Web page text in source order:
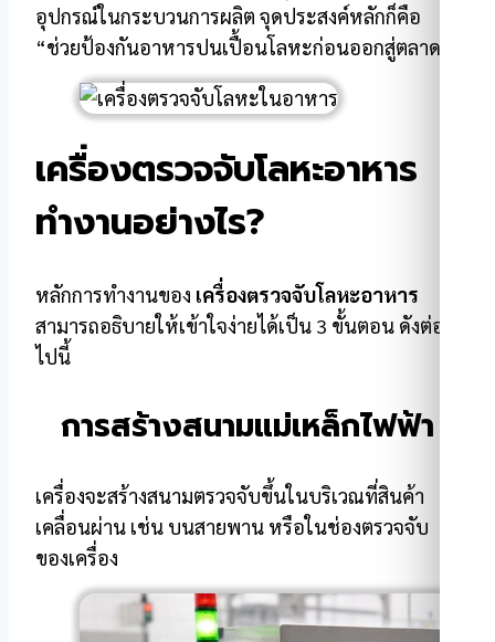
อุปกรณ์ในกระบวนการผลิต จุดประสงค์หลักก็คือ
“ช่วยป้องกันอาหารปนเปื้อนโลหะก่อนออกสู่ตลาด”
เครื่องตรวจจับโลหะอาหาร
ทำงานอย่างไร?
หลักการทำงานของ เครื่องตรวจจับโลหะอาหาร
สามารถอธิบายให้เข้าใจง่ายได้เป็น 3 ขั้นตอน ดังต่อ
ไปนี้
การสร้างสนามแม่เหล็กไฟฟ้า
เครื่องจะสร้างสนามตรวจจับขึ้นในบริเวณที่สินค้า
เคลื่อนผ่าน เช่น บนสายพาน หรือในช่องตรวจจับ
ของเครื่อง